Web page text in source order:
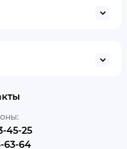
45-25
63-64